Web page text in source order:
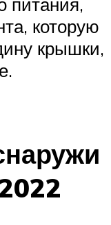
которую
крышки,